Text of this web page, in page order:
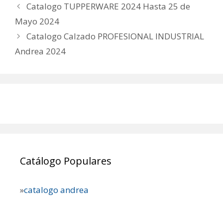
Catalogo TUPPERWARE 2024 Hasta 25 de
Mayo 2024
Catalogo Calzado PROFESIONAL INDUSTRIAL
Andrea 2024
Catálogo Populares
»catalogo andrea